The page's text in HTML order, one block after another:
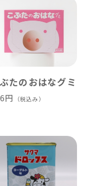
たのおはなグミ
円 （税込み）